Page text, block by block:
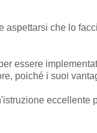
che lo
essere
poiché i suoi
eccellente